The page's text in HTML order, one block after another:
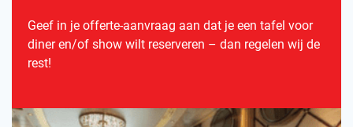
Geef in je offerte-aanvraag aan dat je een tafel voor
diner en/of show wilt reserveren – dan regelen wij de
rest!